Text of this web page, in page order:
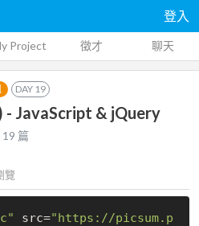
登入
Project 徵才 聊天
DAY 19
- JavaScript & jQuery
19 篇
覽
src="https://picsum.p